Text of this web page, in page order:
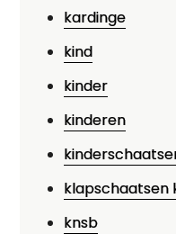
kardinge
kind
kinder
kinderen
klapschaatsen
knsb